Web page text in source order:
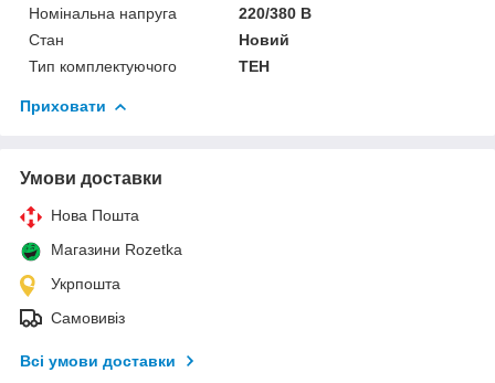
Номінальна напруга
220/380 В
Стан
Новий
Тип комплектуючого
ТЕН
Приховати
Умови доставки
Нова Пошта
Магазини Rozetka
Укрпошта
Самовивіз
Всі умови доставки